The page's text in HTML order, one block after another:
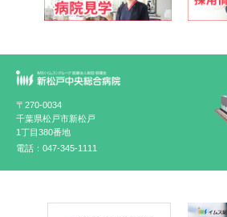
〒270-0034
千葉県松戸市新松戸
1丁目380番地
電話：047-345-1111